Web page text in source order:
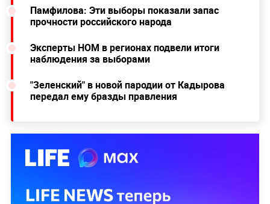
Памфилова: Эти выборы показали запас
прочности российского народа
Эксперты НОМ в регионах подвели итоги
наблюдения за выборами
"Зеленский" в новой пародии от Кадырова
передал ему бразды правления